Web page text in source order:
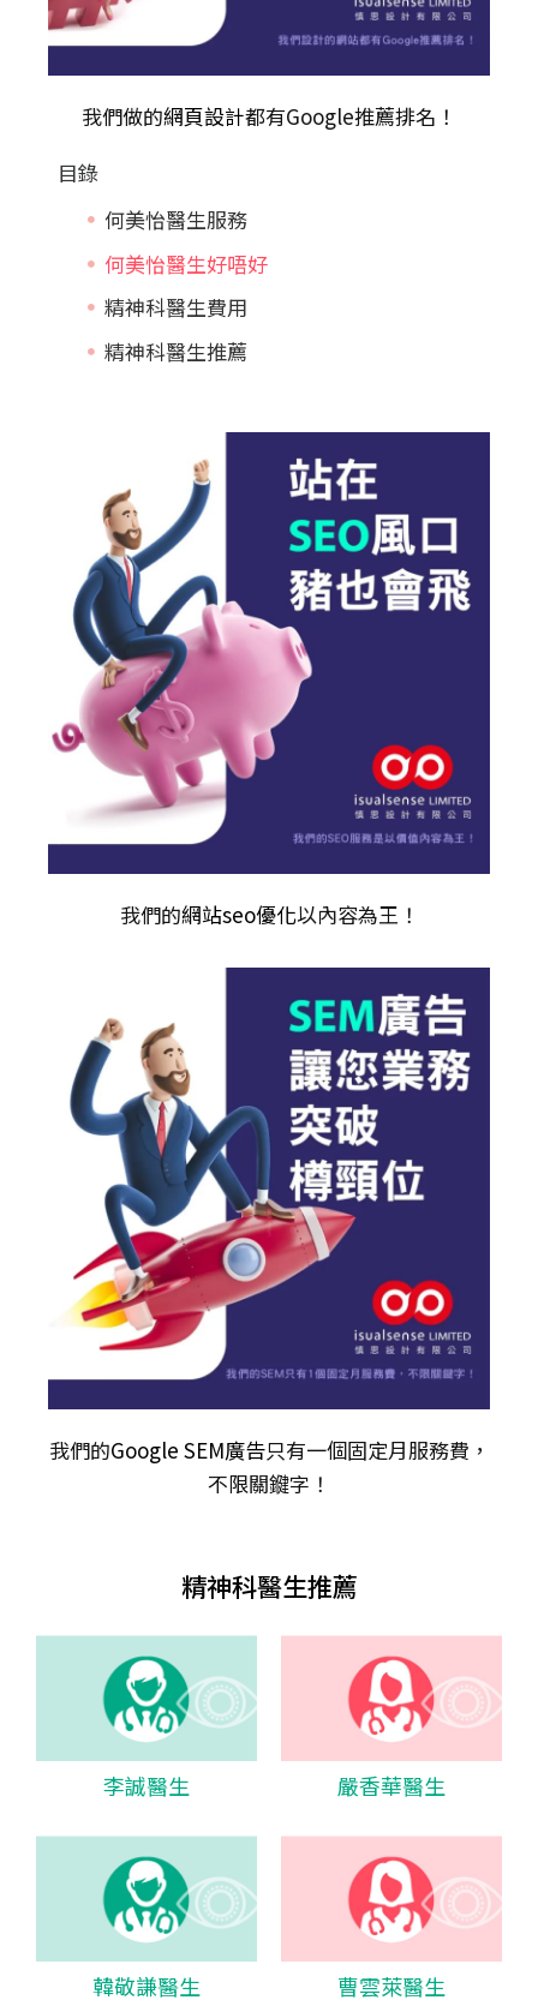
我們做的網頁設計都有Google推薦排名！
目錄
何美怡醫生服務
何美怡醫生好唔好
精神科醫生費用
精神科醫生推薦
我們的網站seo優化以內容為王！
我們的Google SEM廣告只有一個固定月服務費，
不限關𨫡字！
精神科醫生推薦
李誠醫生 嚴香華醫生
韓敬謙醫生 曹雲萊醫生